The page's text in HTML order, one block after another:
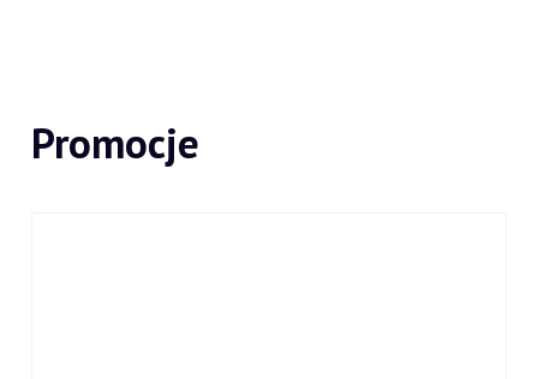
Promocje